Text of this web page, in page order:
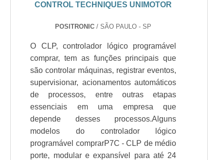
CONTROL TECHNIQUES UNIMOTOR
POSITRONIC / SÃO PAULO - SP
O CLP, controlador lógico programável
comprar, tem as funções principais que
são controlar máquinas, registrar eventos,
supervisionar, acionamentos automáticos
de processos, entre outras etapas
essenciais em uma empresa que
depende desses processos.Alguns
modelos do controlador lógico
programável comprarP7C - CLP de médio
porte, modular e expansível para até 24